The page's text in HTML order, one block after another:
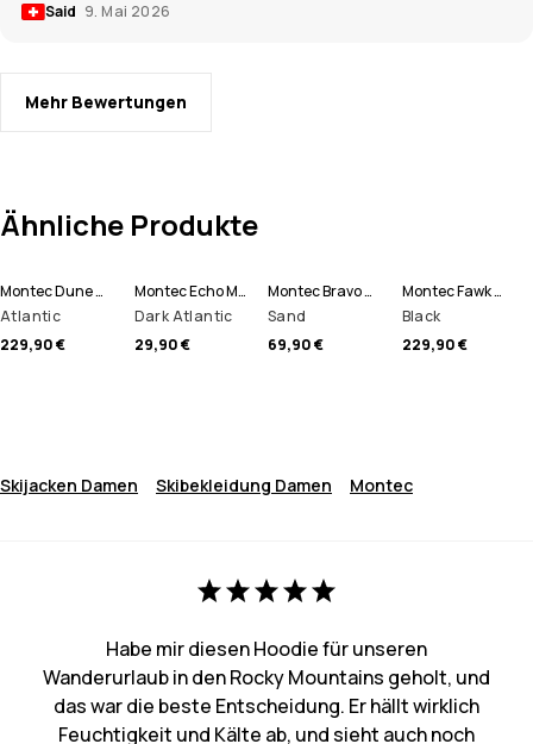
Said 9. Mai 2026
Mehr Bewertungen
Ähnliche Produkte
Montec Dune W Skijacke Damen
Atlantic
229,90 €
Montec Echo Mütze
Dark Atlantic
29,90 €
Montec Bravo W Fleecepullover Damen
Sand
69,90 €
Montec Fawk W Skihose Damen
Black
229,90 €
Skijacken Damen Skibekleidung Damen Montec
Habe mir diesen Hoodie für unseren
Wanderurlaub in den Rocky Mountains geholt, und
das war die beste Entscheidung. Er hällt wirklich
Feuchtigkeit und Kälte ab, und sieht auch noch